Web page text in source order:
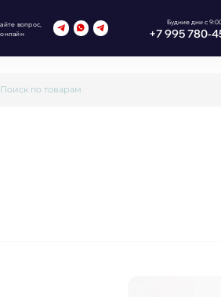
вопрос,
Будние дни с
+7 995